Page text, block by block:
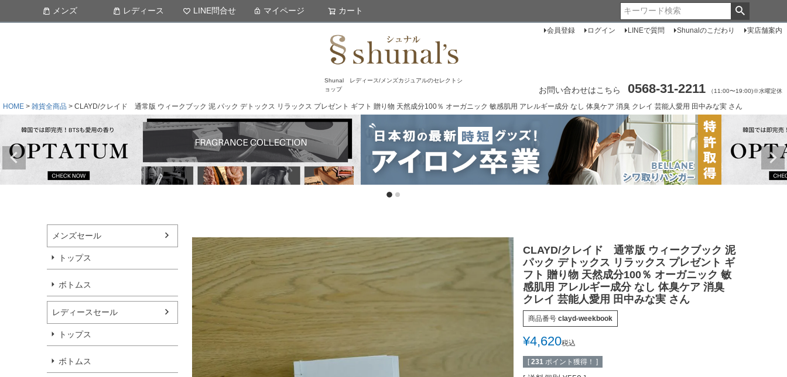
Shunal レディース/メンズカジュアルのセレクトシ
ョップ
会員登録 ログイン LINEで質問 Shunalのこだわり 実店舗案内
お問い合わせはこちら 0568-31-2211 （11:00〜19:00)※水曜定休
メンズ レディース LINE問合せ マイページ カート
HOME 雑貨全商品 CLAYD/クレイド 通常版 ウィークブック 泥 パック デトックス リラックス プレゼント ギフト 贈り物 天然成分100％ オーガニック 敏感肌用 アレルギー成分 なし 体臭ケア 消臭 クレイ 芸能人愛用 田中みな実 さん
メンズセール
トップス
ボトムス
レディースセール
トップス
ボトムス
CLAYD/クレイド 通常版 ウィークブック 泥
パック デトックス リラックス プレゼント ギ
フト 贈り物 天然成分100％ オーガニック 敏
感肌用 アレルギー成分 なし 体臭ケア 消臭
クレイ 芸能人愛用 田中みな実 さん
商品番号 clayd-weekbook
¥4,620税込
[ 231 ポイント獲得！ ]